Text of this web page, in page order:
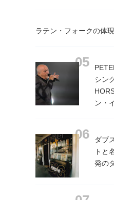
ラテン・フォークの体
シン
ン・
ダブ
トと
発の